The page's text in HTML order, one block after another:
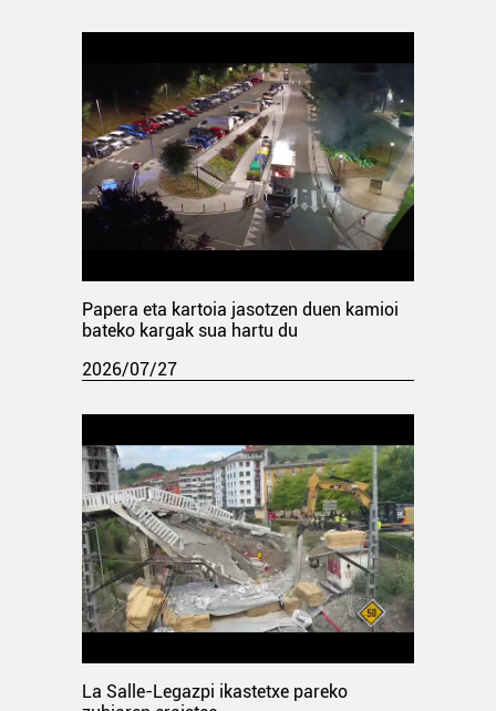
Papera eta kartoia jasotzen duen kamioi
bateko kargak sua hartu du
2026/07/27
La Salle-Legazpi ikastetxe pareko